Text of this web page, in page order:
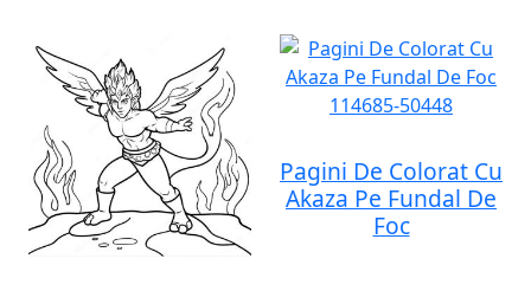
Pagini De Colorat Cu
Akaza Pe Fundal De
Foc